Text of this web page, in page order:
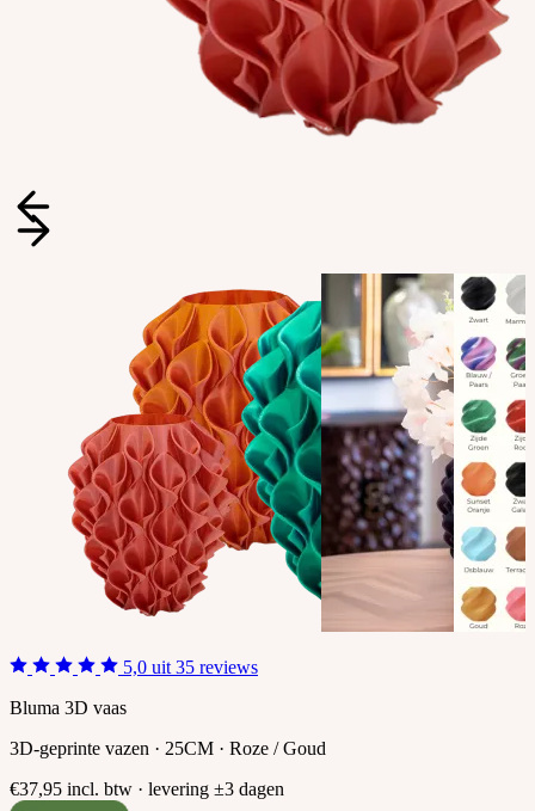
5,0 uit 35 reviews
Bluma 3D vaas
3D-geprinte vazen · 25CM · Roze / Goud
€37,95 incl. btw · levering ±3 dagen